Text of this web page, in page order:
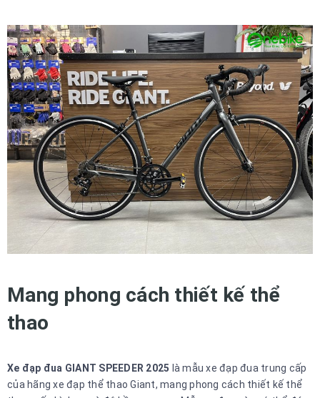
Mang phong cách thiết kế thể
thao
Xe đạp đua GIANT SPEEDER 2025 là mẫu xe đạp đua trung cấp
của hãng xe đạp thể thao Giant, mang phong cách thiết kế thể